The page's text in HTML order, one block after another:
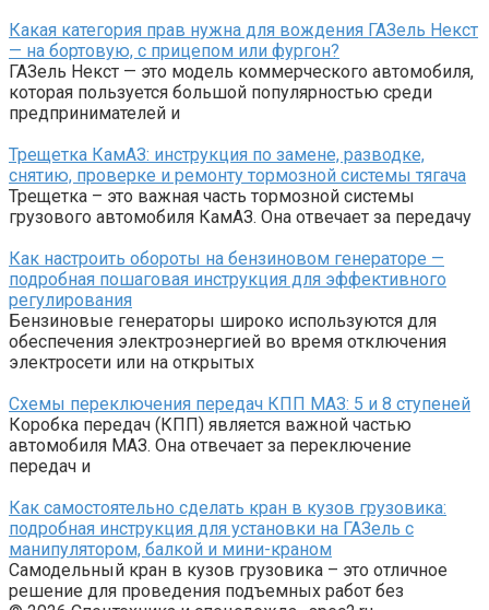
Какая категория прав нужна для вождения ГАЗель Некст
— на бортовую, с прицепом или фургон?
ГАЗель Некст — это модель коммерческого автомобиля,
которая пользуется большой популярностью среди
предпринимателей и
Трещетка КамАЗ: инструкция по замене, разводке,
снятию, проверке и ремонту тормозной системы тягача
Трещетка – это важная часть тормозной системы
грузового автомобиля КамАЗ. Она отвечает за передачу
Как настроить обороты на бензиновом генераторе —
подробная пошаговая инструкция для эффективного
регулирования
Бензиновые генераторы широко используются для
обеспечения электроэнергией во время отключения
электросети или на открытых
Схемы переключения передач КПП МАЗ: 5 и 8 ступеней
Коробка передач (КПП) является важной частью
автомобиля МАЗ. Она отвечает за переключение
передач и
Как самостоятельно сделать кран в кузов грузовика:
подробная инструкция для установки на ГАЗель с
манипулятором, балкой и мини-краном
Самодельный кран в кузов грузовика – это отличное
решение для проведения подъемных работ без